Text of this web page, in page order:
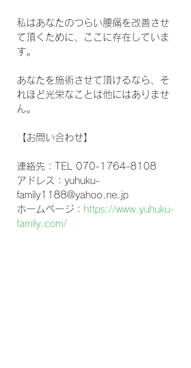
私はあなたのつらい腰痛を改善させ
て頂くために、ここに存在していま
す。
あなたを施術させて頂けるなら、そ
れほど光栄なことは他にはありませ
ん。
【お問い合わせ】
連絡先：TEL 070-1764-8108
アドレス：yuhuku-
family1188@yahoo.ne.jp
ホームページ： https://www.yuhuku-
family.com/